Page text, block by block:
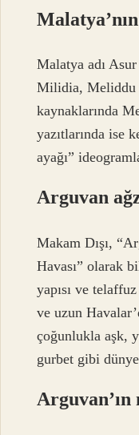
Malatya adı
Milidia, Meliddu
kaynaklarında
yazıtlarında ise
ayağı”
Arguvan
Makam Dışı,
Havası” olarak
yapısı ve
ve uzun
çoğunlukla aşk,
gurbet gibi